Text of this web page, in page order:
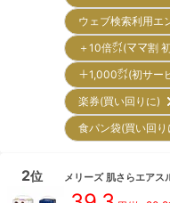
ウェブ検索利用
＋10倍㌽(ママ割
＋1,000㌽(初サ
楽券(買い回りに)
食パン袋(買い回
2位 メリーズ 肌さらエアス